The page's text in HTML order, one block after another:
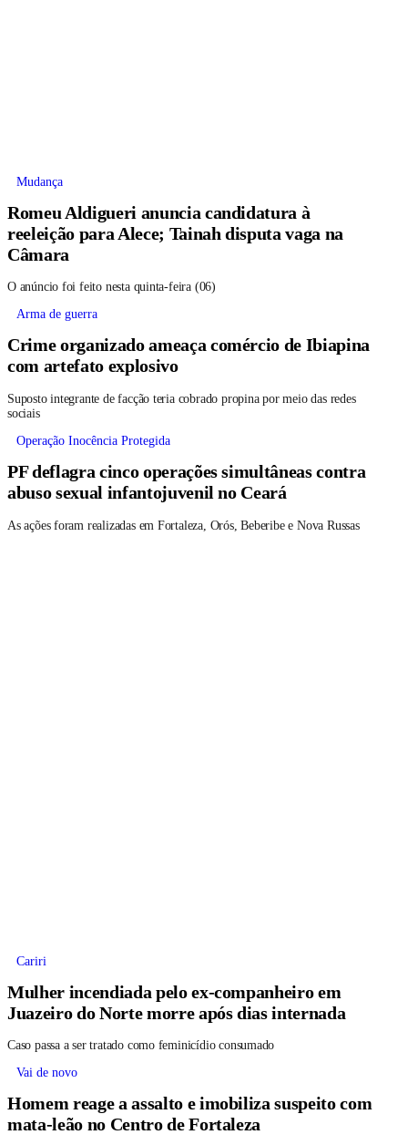
Mudança
Romeu Aldigueri anuncia candidatura à
reeleição para Alece; Tainah disputa vaga na
Câmara
O anúncio foi feito nesta quinta-feira (06)
Arma de guerra
Crime organizado ameaça comércio de Ibiapina
com artefato explosivo
sociais
Operação Inocência Protegida
PF deflagra cinco operações simultâneas contra
abuso sexual infantojuvenil no Ceará
Cariri
Mulher incendiada pelo ex-companheiro em
Juazeiro do Norte morre após dias internada
Caso passa a ser tratado como feminicídio consumado
Vai de novo
Homem reage a assalto e imobiliza suspeito com